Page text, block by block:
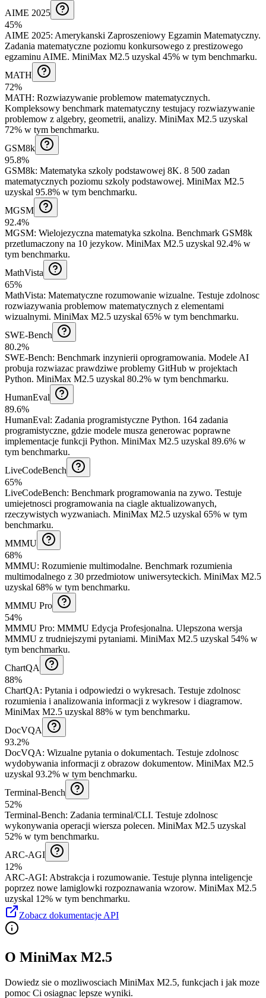
AIME 2025
45%
AIME 2025: Amerykanski Zaproszeniowy Egzamin Matematyczny.
Zadania matematyczne poziomu konkursowego z prestizowego
egzaminu AIME. MiniMax M2.5 uzyskal 45% w tym benchmarku.
MATH
72%
MATH: Rozwiazywanie problemow matematycznych.
Kompleksowy benchmark matematyczny testujacy rozwiazywanie
problemow z algebry, geometrii, analizy. MiniMax M2.5 uzyskal
72% w tym benchmarku.
GSM8k
95.8%
GSM8k: Matematyka szkoly podstawowej 8K. 8 500 zadan
matematycznych poziomu szkoly podstawowej. MiniMax M2.5
uzyskal 95.8% w tym benchmarku.
MGSM
92.4%
MGSM: Wielojezyczna matematyka szkolna. Benchmark GSM8k
przetlumaczony na 10 jezykow. MiniMax M2.5 uzyskal 92.4% w
tym benchmarku.
MathVista
65%
MathVista: Matematyczne rozumowanie wizualne. Testuje zdolnosc
rozwiazywania problemow matematycznych z elementami
wizualnymi. MiniMax M2.5 uzyskal 65% w tym benchmarku.
SWE-Bench
80.2%
SWE-Bench: Benchmark inzynierii oprogramowania. Modele AI
probuja rozwiazac prawdziwe problemy GitHub w projektach
Python. MiniMax M2.5 uzyskal 80.2% w tym benchmarku.
HumanEval
89.6%
HumanEval: Zadania programistyczne Python. 164 zadania
programistyczne, gdzie modele musza generowac poprawne
implementacje funkcji Python. MiniMax M2.5 uzyskal 89.6% w
tym benchmarku.
LiveCodeBench
65%
LiveCodeBench: Benchmark programowania na zywo. Testuje
umiejetnosci programowania na ciagle aktualizowanych,
rzeczywistych wyzwaniach. MiniMax M2.5 uzyskal 65% w tym
benchmarku.
MMMU
68%
MMMU: Rozumienie multimodalne. Benchmark rozumienia
multimodalnego z 30 przedmiotow uniwersyteckich. MiniMax M2.5
uzyskal 68% w tym benchmarku.
MMMU Pro
54%
MMMU Pro: MMMU Edycja Profesjonalna. Ulepszona wersja
MMMU z trudniejszymi pytaniami. MiniMax M2.5 uzyskal 54% w
tym benchmarku.
ChartQA
88%
ChartQA: Pytania i odpowiedzi o wykresach. Testuje zdolnosc
rozumienia i analizowania informacji z wykresow i diagramow.
MiniMax M2.5 uzyskal 88% w tym benchmarku.
DocVQA
93.2%
DocVQA: Wizualne pytania o dokumentach. Testuje zdolnosc
wydobywania informacji z obrazow dokumentow. MiniMax M2.5
uzyskal 93.2% w tym benchmarku.
Terminal-Bench
52%
Terminal-Bench: Zadania terminal/CLI. Testuje zdolnosc
wykonywania operacji wiersza polecen. MiniMax M2.5 uzyskal
52% w tym benchmarku.
ARC-AGI
12%
ARC-AGI: Abstrakcja i rozumowanie. Testuje plynna inteligencje
poprzez nowe lamiglowki rozpoznawania wzorow. MiniMax M2.5
uzyskal 12% w tym benchmarku.
Zobacz dokumentacje API
O MiniMax M2.5
Dowiedz sie o mozliwosciach MiniMax M2.5, funkcjach i jak moze
pomoc Ci osiagnac lepsze wyniki.